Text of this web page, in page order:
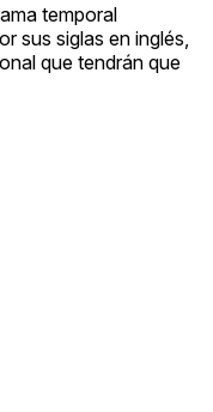
temporal
sus siglas en inglés,
que tendrán que